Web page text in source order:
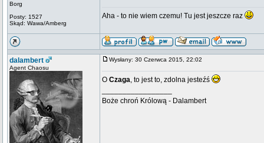
Borg
Posty: 1527
Skąd: Wawa/Amberg
Aha - to nie wiem czemu! Tu jest jeszcze raz
dalambert
Agent Chaosu
Wysłany: 30 Czerwca 2015, 22:02
O Czaga, to jest to, zdolna jesteźś
Boże chroń Królową - Dalambert